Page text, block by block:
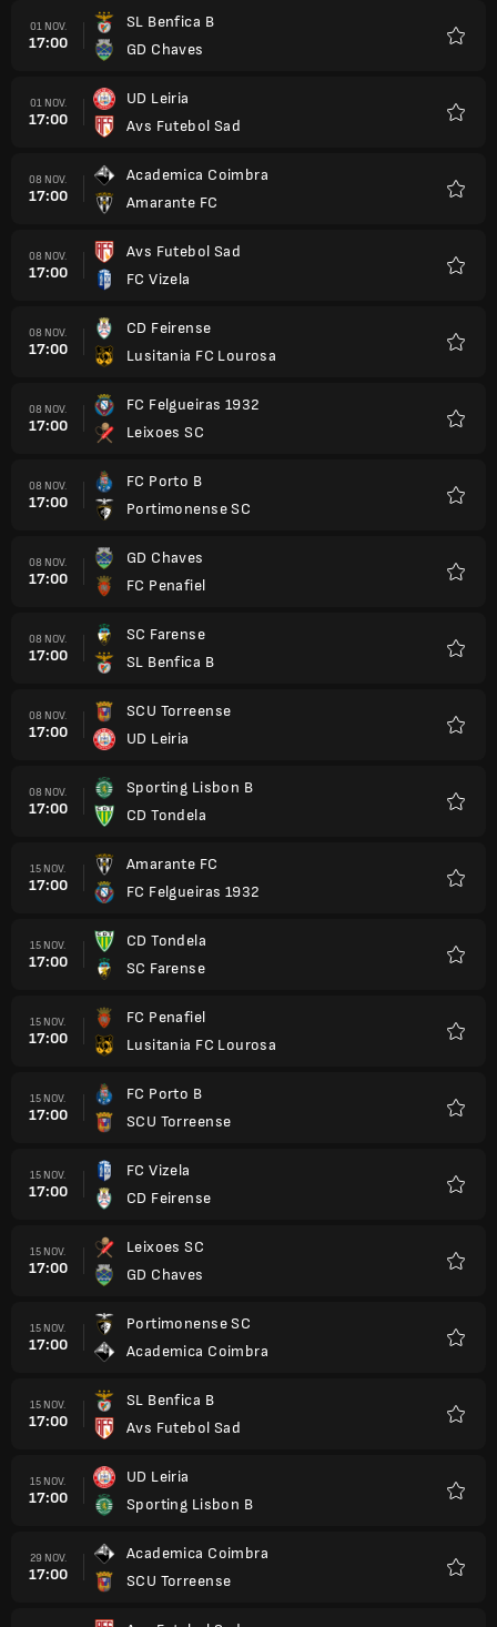
01 NOV.
17:00
SL Benfica B
GD Chaves
01 NOV.
17:00
UD Leiria
Avs Futebol Sad
08 NOV.
17:00
Academica Coimbra
Amarante FC
08 NOV.
17:00
Avs Futebol Sad
FC Vizela
08 NOV.
17:00
CD Feirense
Lusitania FC Lourosa
08 NOV.
17:00
FC Felgueiras 1932
Leixoes SC
08 NOV.
17:00
FC Porto B
Portimonense SC
08 NOV.
17:00
GD Chaves
FC Penafiel
08 NOV.
17:00
SC Farense
SL Benfica B
08 NOV.
17:00
SCU Torreense
UD Leiria
08 NOV.
17:00
Sporting Lisbon B
CD Tondela
15 NOV.
17:00
Amarante FC
FC Felgueiras 1932
15 NOV.
17:00
CD Tondela
SC Farense
15 NOV.
17:00
FC Penafiel
Lusitania FC Lourosa
15 NOV.
17:00
FC Porto B
SCU Torreense
15 NOV.
17:00
FC Vizela
CD Feirense
15 NOV.
17:00
Leixoes SC
GD Chaves
15 NOV.
17:00
Portimonense SC
Academica Coimbra
15 NOV.
17:00
SL Benfica B
Avs Futebol Sad
15 NOV.
17:00
UD Leiria
Sporting Lisbon B
29 NOV.
17:00
Academica Coimbra
SCU Torreense